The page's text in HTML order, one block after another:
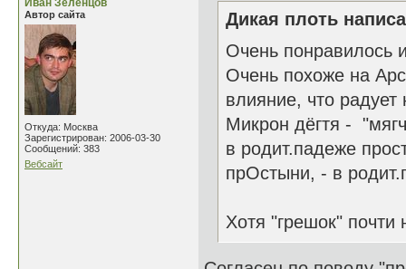
Иван Зеленцов
Автор сайта
Откуда: Москва
Зарегистрирован: 2006-03-30
Сообщений: 383
Вебсайт
Дикая плоть
Очень понравилось
Очень похоже на
влияние, что радует
Микрон дёгтя -
в родит.падеже
прОстыни, - в
Хотя "грешок" почти